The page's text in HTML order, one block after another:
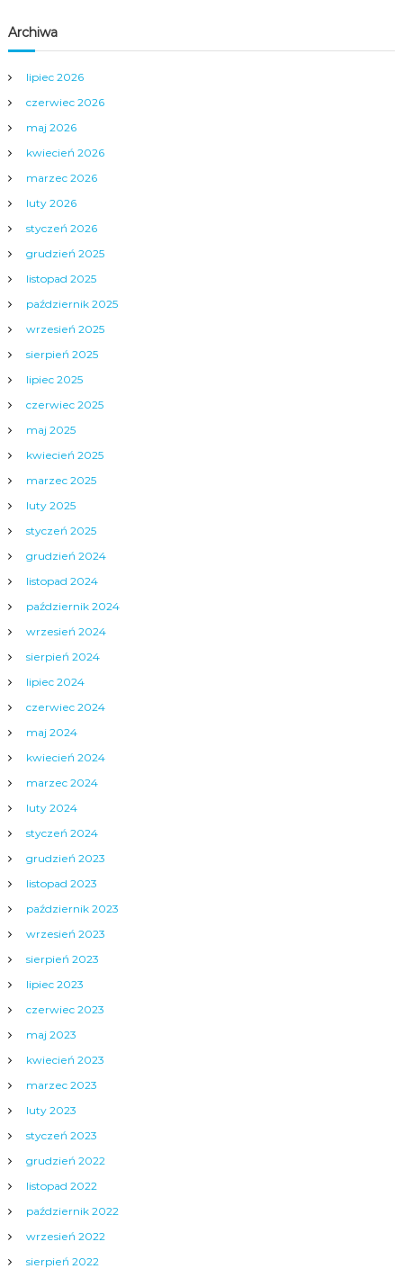
u
Archiwa
lipiec 2026
czerwiec 2026
maj 2026
kwiecień 2026
marzec 2026
luty 2026
styczeń 2026
grudzień 2025
listopad 2025
październik 2025
wrzesień 2025
sierpień 2025
lipiec 2025
czerwiec 2025
maj 2025
kwiecień 2025
marzec 2025
luty 2025
styczeń 2025
grudzień 2024
listopad 2024
październik 2024
wrzesień 2024
sierpień 2024
lipiec 2024
czerwiec 2024
maj 2024
kwiecień 2024
marzec 2024
luty 2024
styczeń 2024
grudzień 2023
listopad 2023
październik 2023
wrzesień 2023
sierpień 2023
lipiec 2023
czerwiec 2023
maj 2023
kwiecień 2023
marzec 2023
luty 2023
styczeń 2023
grudzień 2022
listopad 2022
październik 2022
wrzesień 2022
sierpień 2022